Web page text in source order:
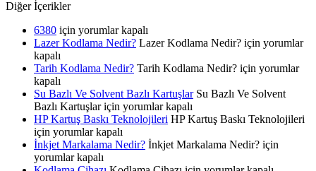
Diğer İçerikler
6380 için yorumlar kapalı
Lazer Kodlama Nedir? Lazer Kodlama Nedir? için yorumlar
kapalı
Tarih Kodlama Nedir? Tarih Kodlama Nedir? için yorumlar
kapalı
Su Bazlı Ve Solvent Bazlı Kartuşlar Su Bazlı Ve Solvent
Bazlı Kartuşlar için yorumlar kapalı
HP Kartuş Baskı Teknolojileri HP Kartuş Baskı Teknolojileri
için yorumlar kapalı
İnkjet Markalama Nedir? İnkjet Markalama Nedir? için
yorumlar kapalı